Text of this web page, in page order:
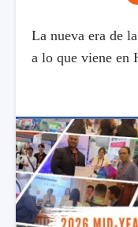
La nueva era de
a lo que viene